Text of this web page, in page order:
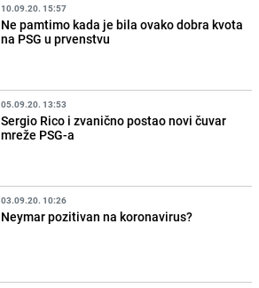
10.09.20. 15:57
Ne pamtimo kada je bila ovako dobra kvota
na PSG u prvenstvu
05.09.20. 13:53
Sergio Rico i zvanično postao novi čuvar
mreže PSG-a
03.09.20. 10:26
Neymar pozitivan na koronavirus?